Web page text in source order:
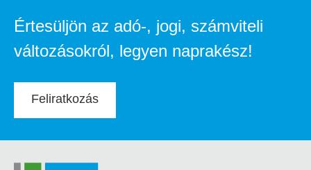
Értesüljön az adó-, jogi, számviteli
változásokról, legyen naprakész!
Feliratkozás